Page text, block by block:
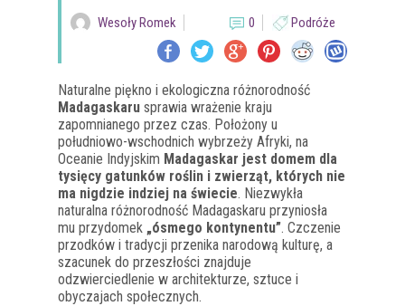
Wesoły Romek 0 Podróże
Naturalne piękno i ekologiczna różnorodność
Madagaskaru sprawia wrażenie kraju
zapomnianego przez czas. Położony u
południowo-wschodnich wybrzeży Afryki, na
Oceanie Indyjskim Madagaskar jest domem dla
tysięcy gatunków roślin i zwierząt, których nie
ma nigdzie indziej na świecie. Niezwykła
naturalna różnorodność Madagaskaru przyniosła
mu przydomek „ósmego kontynentu”. Czczenie
przodków i tradycji przenika narodową kulturę, a
szacunek do przeszłości znajduje
odzwierciedlenie w architekturze, sztuce i
obyczajach społecznych.